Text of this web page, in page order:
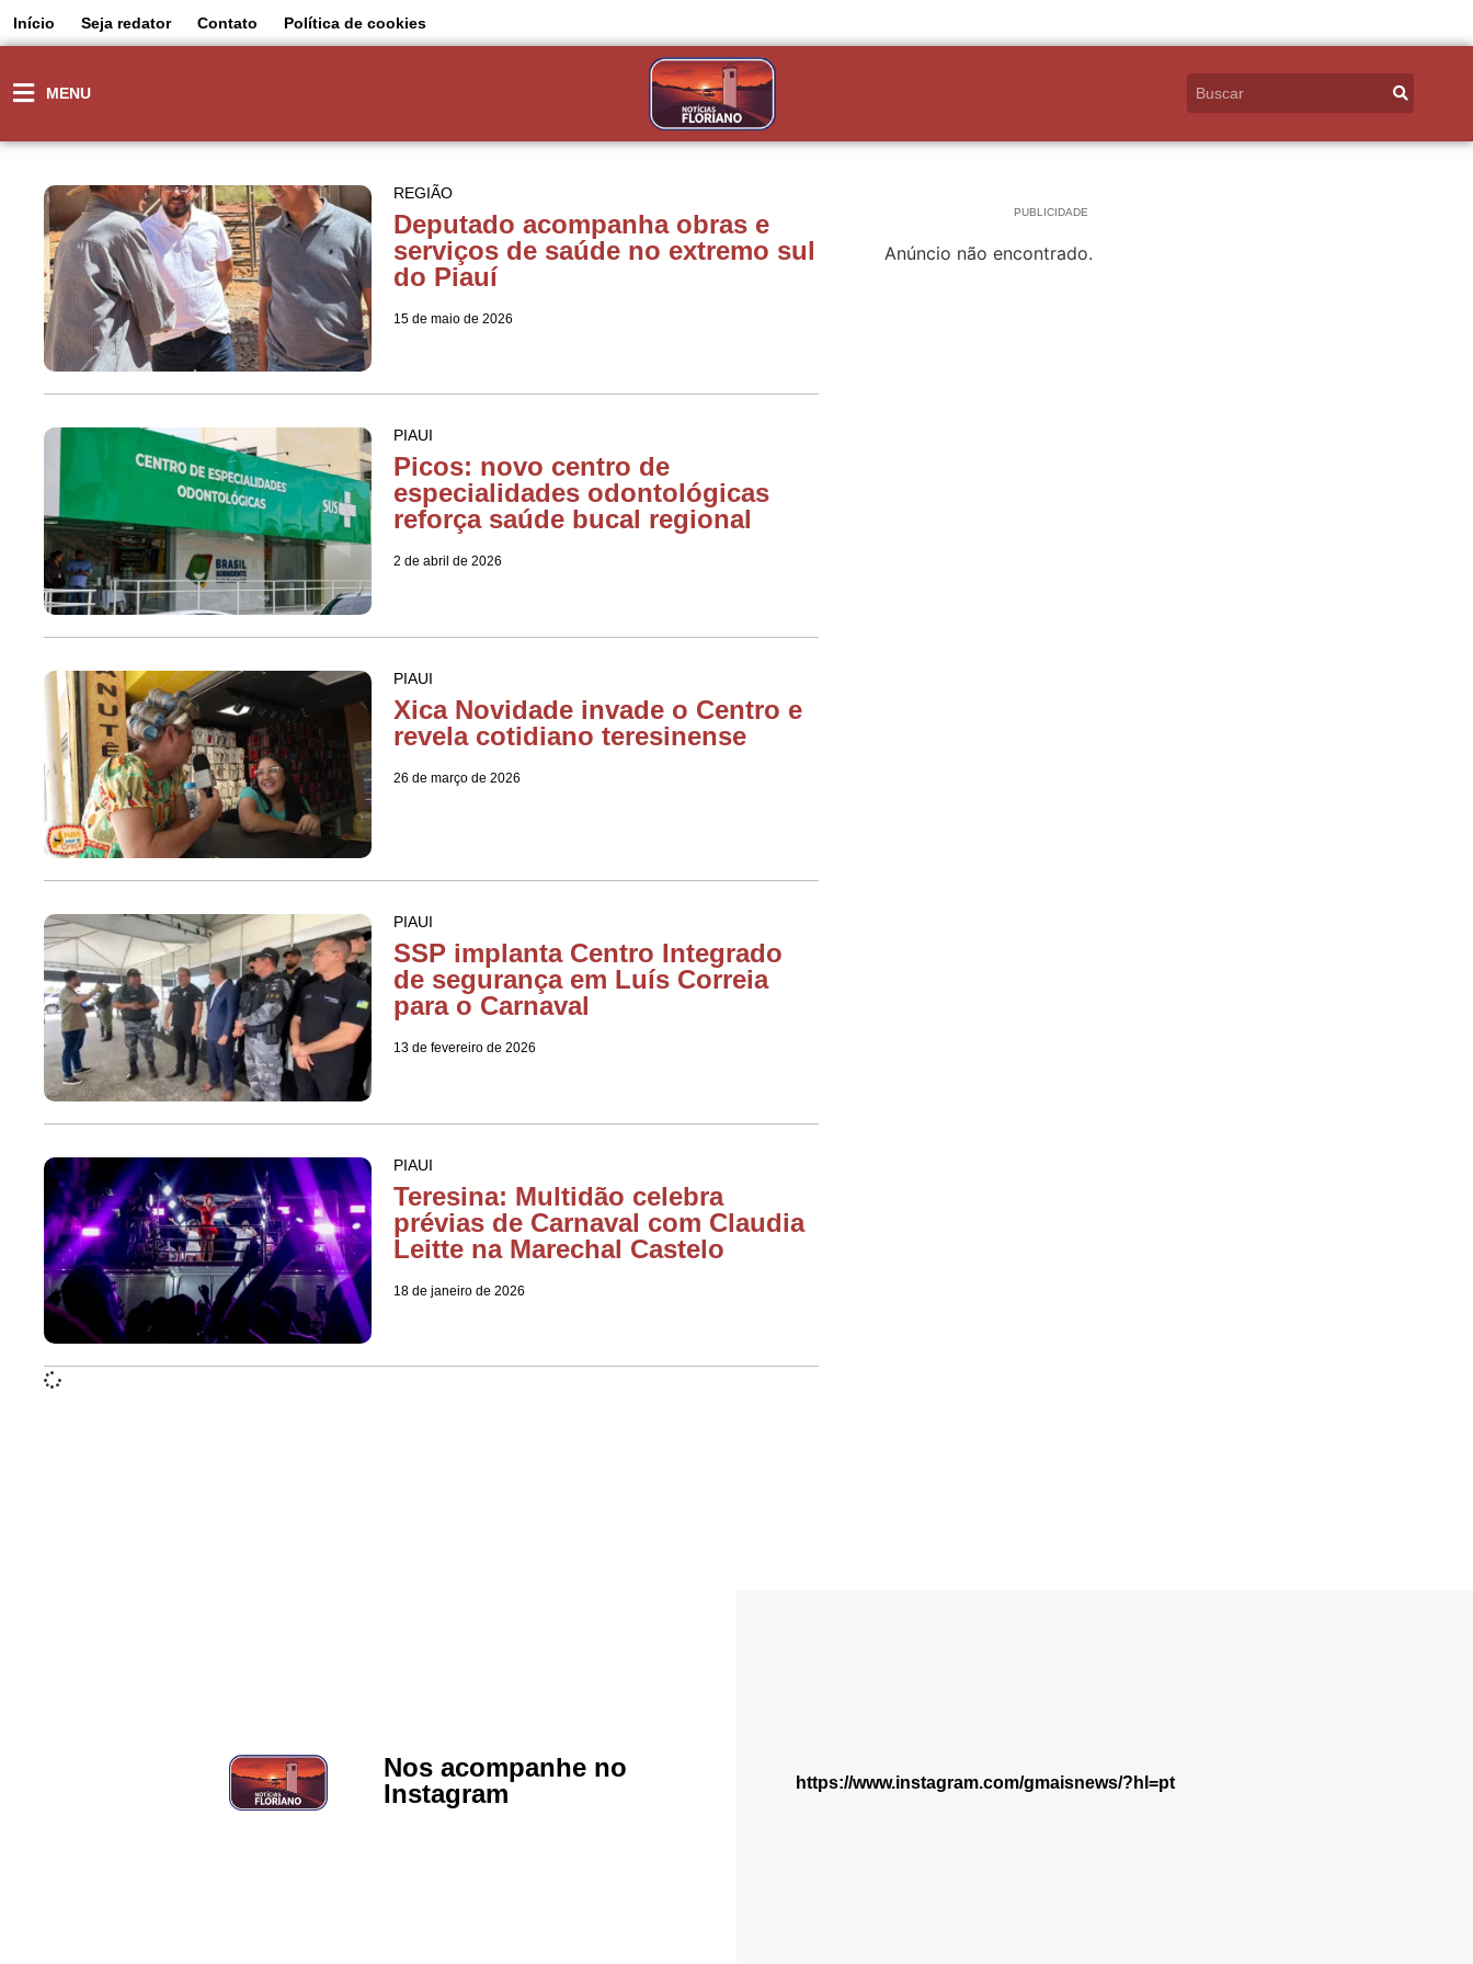
Início Seja redator Contato Política de cookies
MENU
REGIÃO
Deputado acompanha obras e
serviços de saúde no extremo sul
do Piauí
15 de maio de 2026
PIAUI
Picos: novo centro de
especialidades odontológicas
reforça saúde bucal regional
2 de abril de 2026
PIAUI
Xica Novidade invade o Centro e
revela cotidiano teresinense
26 de março de 2026
PIAUI
SSP implanta Centro Integrado
de segurança em Luís Correia
para o Carnaval
13 de fevereiro de 2026
PIAUI
Teresina: Multidão celebra
prévias de Carnaval com Claudia
Leitte na Marechal Castelo
18 de janeiro de 2026
PUBLICIDADE
Anúncio não encontrado.
Nos acompanhe no
Instagram
https://www.instagram.com/gmaisnews/?hl=pt